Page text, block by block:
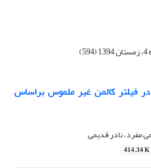
فیلتر کالمن غیر ملموس براساس
مفرد، نادر قدیمی
414.34 K